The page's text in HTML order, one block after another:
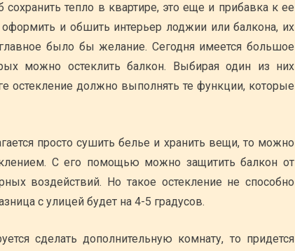
тепло в квартире, это еще и прибавка к ее
и обшить интерьер лоджии или балкона, их
было бы желание. Сегодня имеется большое
можно остеклить балкон. Выбирая один из них
остекление должно выполнять те функции, которые
просто сушить белье и хранить вещи, то можно
С его помощью можно защитить балкон от
воздействий. Но такое остекление не способно
с улицей будет на 4-5 градусов.
сделать дополнительную комнату, то придется